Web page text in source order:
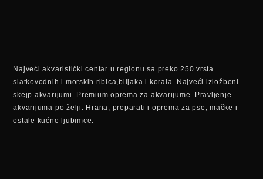
Najveći akvaristički centar u regionu sa preko 250 vrsta
slatkovodnih i morskih ribica,biljaka i korala. Najveći izložbeni
skejp akvarijumi. Premium oprema za akvarijume. Pravljenje
akvarijuma po želji. Hrana, preparati i oprema za pse, mačke i
ostale kućne ljubimce.